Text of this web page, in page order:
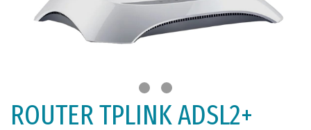
ROUTER TPLINK ADSL2+